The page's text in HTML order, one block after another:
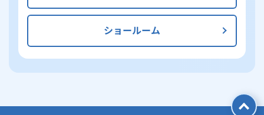
ショールーム